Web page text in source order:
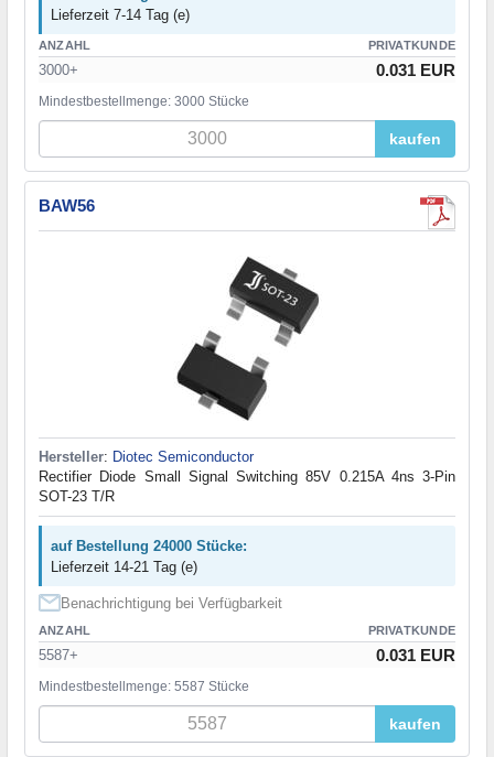
Lieferzeit 7-14 Tag (e)
ANZAHL PRIVATKUNDE
3000+ 0.031 EUR
Mindestbestellmenge: 3000 Stücke
kaufen
BAW56
Hersteller: Diotec Semiconductor
Rectifier Diode Small Signal Switching 85V 0.215A 4ns 3-Pin
SOT-23 T/R
auf Bestellung 24000 Stücke:
Lieferzeit 14-21 Tag (e)
Benachrichtigung bei Verfügbarkeit
ANZAHL PRIVATKUNDE
5587+ 0.031 EUR
Mindestbestellmenge: 5587 Stücke
kaufen